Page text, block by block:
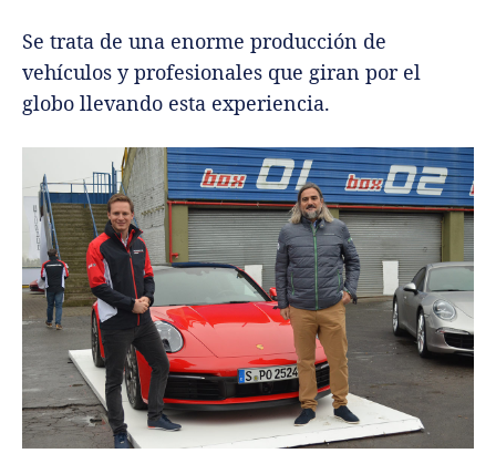
Se trata de una enorme producción de
vehículos y profesionales que giran por el
globo llevando esta experiencia.